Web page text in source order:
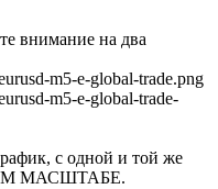
внимание на два
m5-e-global-trade.png
m5-e-global-trade-
с одной и той же
МАСШТАБЕ.